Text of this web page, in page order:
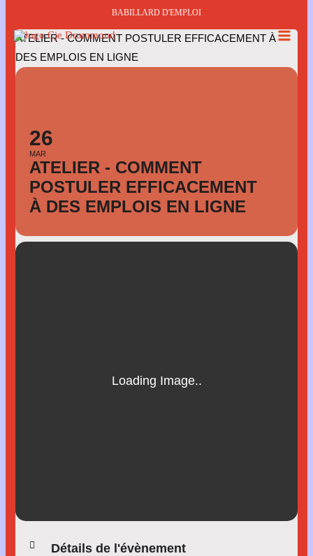
BABILLARD D'EMPLOI
ATELIER - COMMENT POSTULER EFFICACEMENT À
DES EMPLOIS EN LIGNE
26
MAR
ATELIER - COMMENT
POSTULER EFFICACEMENT
À DES EMPLOIS EN LIGNE
Détails de l'évènement